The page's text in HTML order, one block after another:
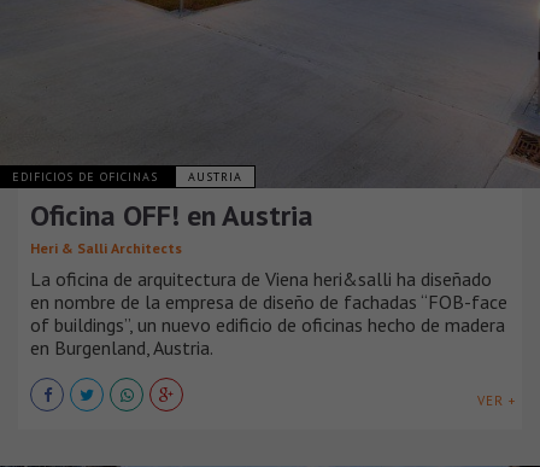
EDIFICIOS DE OFICINAS AUSTRIA
Oficina OFF! en Austria
Heri & Salli Architects
La oficina de arquitectura de Viena heri&salli ha diseñado
en nombre de la empresa de diseño de fachadas “FOB-face
of buildings”, un nuevo edificio de oficinas hecho de madera
en Burgenland, Austria.
VER +